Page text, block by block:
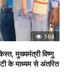
164
मुख्यमंत्री विष्णु
के माध्यम से अंतरित